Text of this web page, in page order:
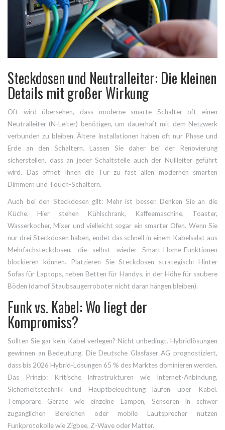
Steckdosen und Neutralleiter: Die kleinen
Details mit großer Wirkung
Oft wird übersehen, dass moderne smarte Schalter oft einen
Neutralleiter (N-Leiter) benötigen, um dauerhaft mit dem Netzwerk
verbunden zu bleiben. Ältere Installationen haben oft nur Phase und
Erde an den Schaltern. Lassen Sie daher bei der Renovierung
sicherstellen, dass an jeder Schaltstelle auch der Nullleiter geführt
wird. Das öffnet Ihnen die Tür zu fast allen modernen smarten
Dimmern und Touch-Schaltern.
Auch bei den Steckdosen gilt: Mehr ist besser. Denken Sie an die
Küche. Hier stehen Kühlschrank, Kaffeemaschine, Toaster,
Wasserkocher, Mixer und vielleicht sogar ein smarter Ofen. Wenn Sie
nur drei Steckdosen haben, endet das schnell in einem Kabelsalat aus
Mehrfachsteckdosen, die selbst wieder Smart-Home-Funktionen
blockieren können. Platzieren Sie Steckdosen strategisch: Hinter
Sofas für Laptops, neben Betten für Handys, in der Höhe für saubere
Böden (damof Staubsaugerroboter nicht daran hängen bleiben).
Funk vs. Kabel: Wo liegt der
Kompromiss?
Sollten Sie gar kein Kabel verlegen? Nicht unbedingt. Hybridlösungen
gewinnen an Bedeutung. Die Deutsche Glasfaser AG prognostiziert,
dass bis 2026 Hybrid-Lösungen 65 % des Marktes dominieren werden.
Das Prinzip: Kritische Infrastrukturen wie Internet-Anbindung,
Sicherheitstechnik und Hauptbeleuchtung laufen über Kabel.
Temporäre Geräte wie einzelne Lampen, Sensoren in schwer
zugänglichen Bereichen oder mobile Lautsprecher nutzen
Funkprotokolle wie Zigbee, Z-Wave oder Matter.